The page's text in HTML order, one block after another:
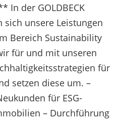
In der GOLDBECK
sich unsere Leistungen
Bereich Sustainability
für und mit unseren
für
setzen diese um. –
für ESG-
– Durchführung